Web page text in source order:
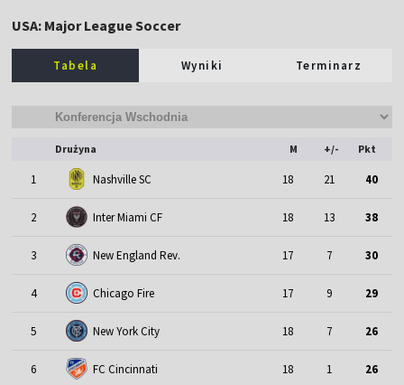
USA: Major League Soccer
Tabela Wyniki Terminarz
Drużyna M +/- Pkt
1 Nashville SC 18 21 40
2 Inter Miami CF 18 13 38
3 New England Rev. 17 7 30
4 Chicago Fire 17 9 29
5 New York City 18 7 26
6 FC Cincinnati 18 1 26